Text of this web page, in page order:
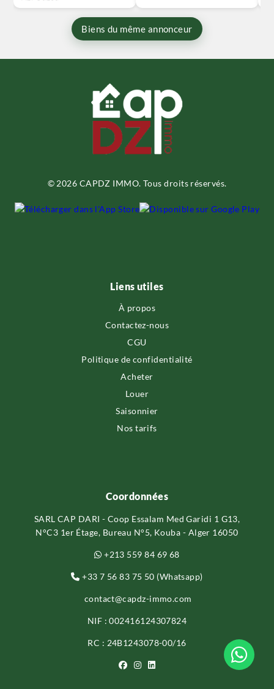
Biens du même annonceur
© 2026 CAPDZ IMMO. Tous droits réservés.
Liens utiles
À propos
Contactez-nous
CGU
Politique de confidentialité
Acheter
Louer
Saisonnier
Nos tarifs
Coordonnées
SARL CAP DARI - Coop Essalam Med Garidi 1 G13,
N°C3 1er Étage, Bureau N°5, Kouba - Alger 16050
+213 559 84 69 68
+33 7 56 83 75 50 (Whatsapp)
contact@capdz-immo.com
NIF : 002416124307824
RC : 24B1243078-00/16